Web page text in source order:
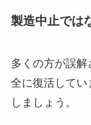
製造中止では
多くの方が誤
全に復活してい
しましょう。